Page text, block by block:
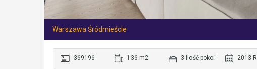
Warszawa Śródmieście
369196 136 m2 3 Ilość pokoi 2013